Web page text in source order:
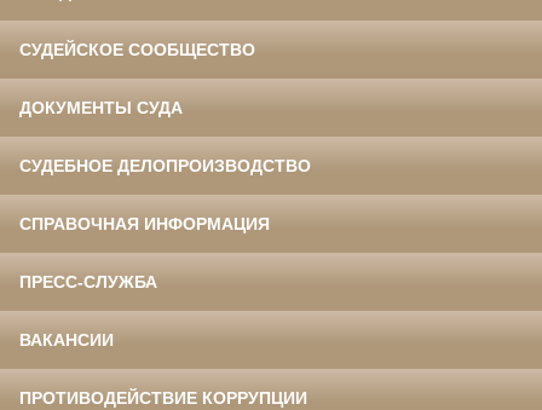
СУДЕЙСКОЕ СООБЩЕСТВО
ДОКУМЕНТЫ СУДА
СУДЕБНОЕ ДЕЛОПРОИЗВОДСТВО
СПРАВОЧНАЯ ИНФОРМАЦИЯ
ПРЕСС-СЛУЖБА
ВАКАНСИИ
ПРОТИВОДЕЙСТВИЕ КОРРУПЦИИ